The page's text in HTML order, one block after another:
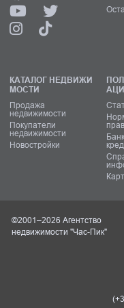
КАТАЛОГ НЕДВИЖИ
МОСТИ
Продажа
недвижимости
Покупатели
недвижимости
Новостройки
©2001–2026 Агентство
недвижимости "Час-Пик"